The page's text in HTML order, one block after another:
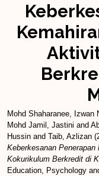
Mohd Shaharanee, Izwan
Mohd Jamil, Jastini and
Hussin and Taib, Azlizan
Keberkesanan
Kokurikulum Berkredit di
Education, Psychology